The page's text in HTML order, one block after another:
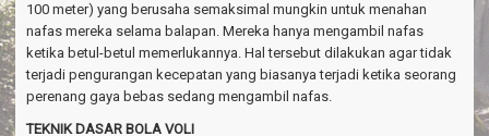
100 meter) yang berusaha semaksimal mungkin untuk menahan
nafas mereka selama balapan. Mereka hanya mengambil nafas
ketika betul-betul memerlukannya. Hal tersebut dilakukan agar tidak
terjadi pengurangan kecepatan yang biasanya terjadi ketika seorang
perenang gaya bebas sedang mengambil nafas.
TEKNIK DASAR BOLA VOLI